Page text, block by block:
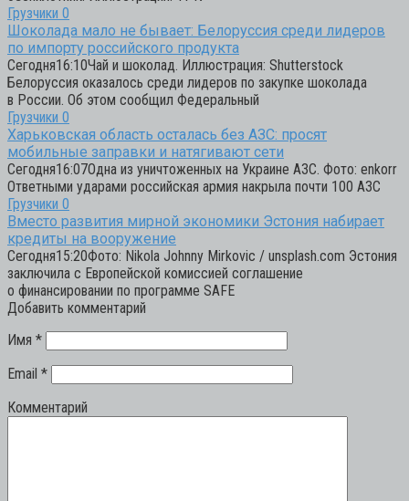
Грузчики 0
Шоколада мало не бывает: Белоруссия среди лидеров
по импорту российского продукта
Сегодня16:10Чай и шоколад. Иллюстрация: Shutterstock
Белоруссия оказалось среди лидеров по закупке шоколада
в России. Об этом сообщил Федеральный
Грузчики 0
Харьковская область осталась без АЗС: просят
мобильные заправки и натягивают сети
Сегодня16:07Одна из уничтоженных на Украине АЗС. Фото: enkorr
Ответными ударами российская армия накрыла почти 100 АЗС
Грузчики 0
Вместо развития мирной экономики Эстония набирает
кредиты на вооружение
Сегодня15:20Фото: Nikola Johnny Mirkovic / unsplash.com Эстония
заключила с Европейской комиссией соглашение
о финансировании по программе SAFE
Добавить комментарий
Имя *
Email *
Комментарий